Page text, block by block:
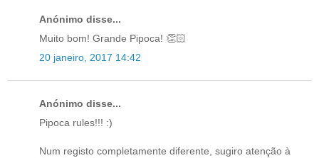
Anónimo disse...
Muito bom! Grande Pipoca! 👏🏻
20 janeiro, 2017 14:42
Anónimo disse...
Pipoca rules!!! :)
Num registo completamente diferente, sugiro atenção à